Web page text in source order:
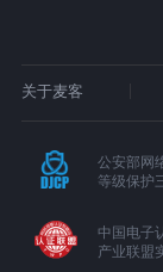
关于麦客
公安部网
等级保护
中国电子
产业联盟